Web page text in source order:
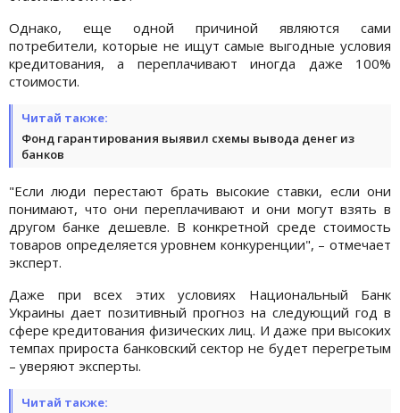
Однако, еще одной причиной являются сами
потребители, которые не ищут самые выгодные условия
кредитования, а переплачивают иногда даже 100%
стоимости.
Читай также:
Фонд гарантирования выявил схемы вывода денег из
банков
"Если люди перестают брать высокие ставки, если они
понимают, что они переплачивают и они могут взять в
другом банке дешевле. В конкретной среде стоимость
товаров определяется уровнем конкуренции", – отмечает
эксперт.
Даже при всех этих условиях Национальный Банк
Украины дает позитивный прогноз на следующий год в
сфере кредитования физических лиц. И даже при высоких
темпах прироста банковский сектор не будет перегретым
– уверяют эксперты.
Читай также: